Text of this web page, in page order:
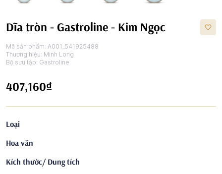
Dĩa tròn - Gastroline - Kim Ngọc
Mã sản phẩm: A001_541925488
Thương hiệu: Minh Long
Bộ sưu tập: Gastroline
407,160₫
Loại
Hoa văn
Kích thước/ Dung tích